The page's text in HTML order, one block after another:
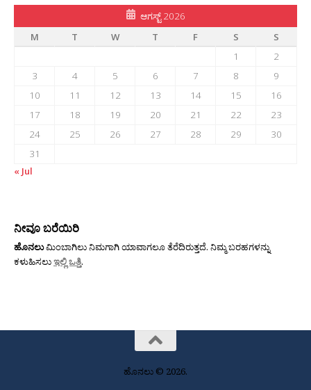
ಆಗಸ್ಟ್ 2026
M
T W T F S
S
1
2
3
4 5 6 7 8
9
10
11 12 13 14 15
16
17
18 19 20 21 22
23
24
25 26 27 28 29
30
31
« Jul
ನೀವೂ ಬರೆಯಿರಿ
ಹೊನಲುಮಿಂಬಾಗಿಲು ನಿಮಗಾಗಿ ಯಾವಾಗಲೂ ತೆರೆದಿರುತ್ತದೆ. ನಿಮ್ಮ ಬರಹಗಳನ್ನು
ಕಳುಹಿಸಲುಇಲ್ಲಿ ಒತ್ತಿ.
ಹೊನಲು © 2026.